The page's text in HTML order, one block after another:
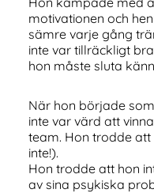
motivationen och
sämre varje gång
inte var tillräckligt
hon måste sluta
När hon började
inte var värd att
team. Hon trodde
inte!).
Hon trodde att hon
av sina psykiska